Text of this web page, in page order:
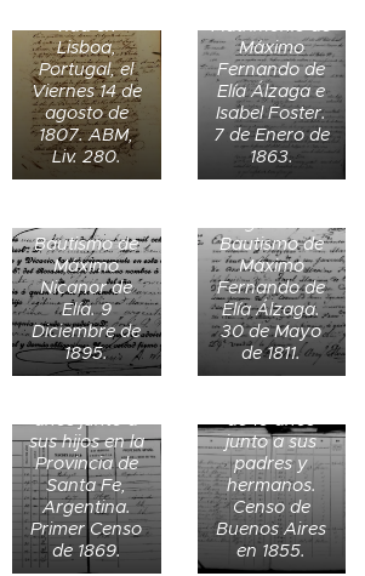
vida en
Lisboa,
Portugal, el
Viernes 14 de
agosto de
1807. ABM,
Liv. 280.
Matrimonio de
Máximo
Fernando de
Elía Álzaga e
Isabel Foster.
7 de Enero de
1863.
Bautismo de
Máximo
Nicanor de
Elía. 9
Diciembre de
1895.
Bautismo de
Máximo
Fernando de
Elía Álzaga.
30 de Mayo
de 1811.
Ana Amalia
años junto a
sus hijos en la
Provincia de
Santa Fe,
Argentina.
Primer Censo
de 1869.
de 16 años
junto a sus
padres y
hermanos.
Censo de
Buenos Aires
en 1855.
Andrew